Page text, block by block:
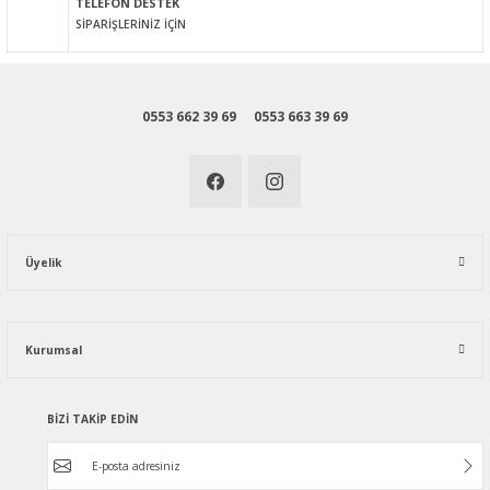
SİPARİŞLERİNİZ İÇİN
0553 662 39 69 0553 663 39 69
Üyelik
Kurumsal
BİZİ TAKİP EDİN